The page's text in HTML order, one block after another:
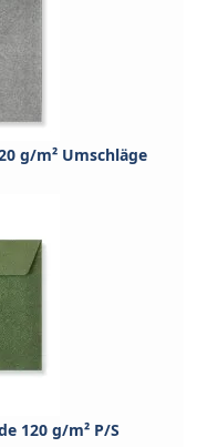
g/m² Umschläge
120 g/m² P/S